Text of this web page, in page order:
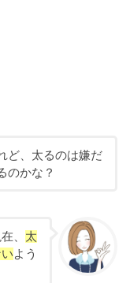
ど、太るのは嫌だ
のかな？
、 太
よう